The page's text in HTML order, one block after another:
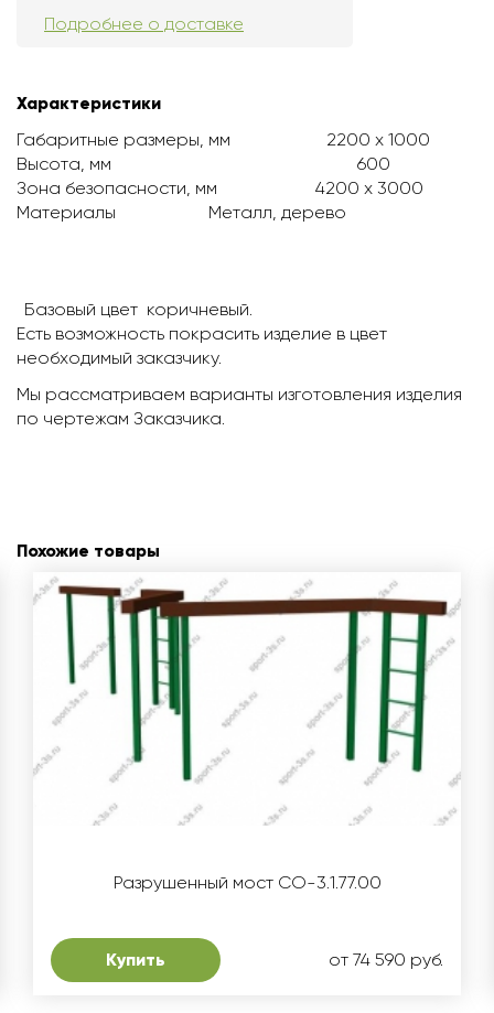
Подробнее о доставке
Характеристики
Габаритные размеры, мм
2200 х 1000
Высота, мм
600
Зона безопасности, мм
4200 х 3000
Материалы
Металл, дерево
Базовый цвет коричневый.
Есть возможность покрасить изделие в цвет
необходимый заказчику.
Мы рассматриваем варианты изготовления изделия
по чертежам Заказчика.
Похожие товары
Разрушенный мост СО-3.1.77.00
Купить от 74 590 руб.